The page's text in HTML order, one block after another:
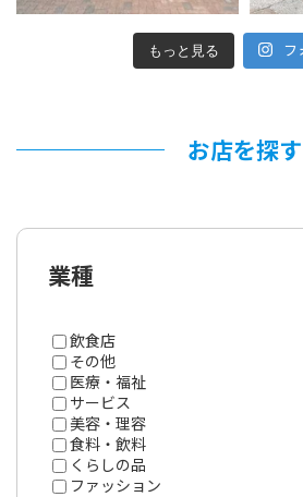
もっと見る フ
お店を探す
業種
飲食店
その他
医療・福祉
サービス
美容・理容
食料・飲料
くらしの品
ファッション